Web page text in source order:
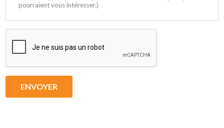
pourraient vous intéresser.)
ENVOYER